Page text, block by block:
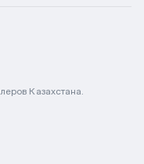
Казахстана.